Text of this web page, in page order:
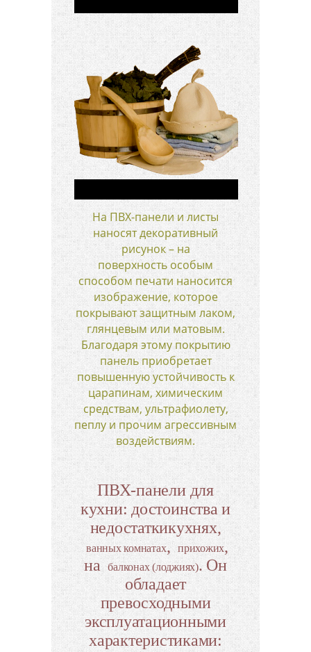
На ПВХ-панели и листы
наносят декоративный
рисунок – на
поверхность особым
способом печати наносится
изображение, которое
покрывают защитным лаком,
глянцевым или матовым.
Благодаря этому покрытию
панель приобретает
повышенную устойчивость к
царапинам, химическим
средствам, ультрафиолету,
пеплу и прочим агрессивным
воздействиям.
ПВХ-панели для
кухни: достоинства и
недостаткикухнях,
ванных комнатах, прихожих,
на балконах (лоджиях). Он
обладает
превосходными
эксплуатационными
характеристиками: